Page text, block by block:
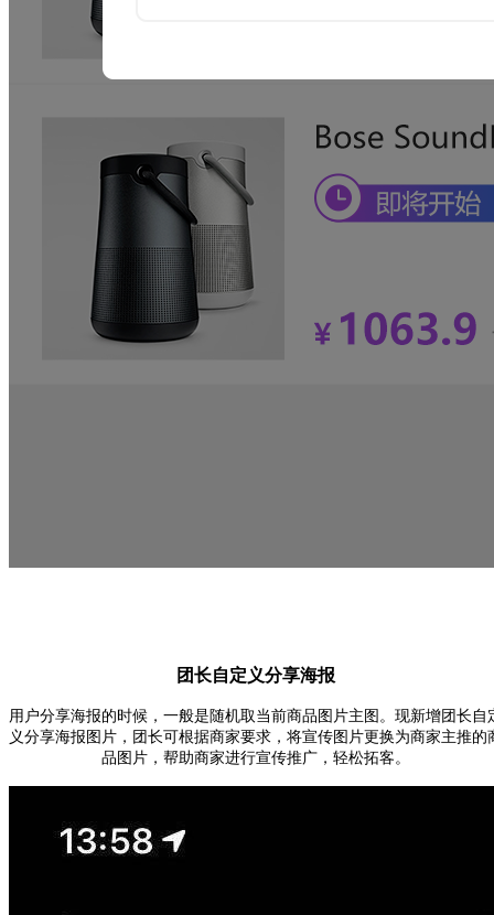
团长自定义分享海报
用户分享海报的时候，一般是随机取当前商品图片主图。现新增团长自
义分享海报图片 ，团长可根据商家要求，将宣传图片更换为商家主推的
品图片 ，帮助商家进行宣传推广，轻松拓客。